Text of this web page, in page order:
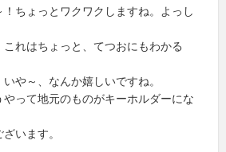
ちょっとワクワクしますね。よっし
ちょっと、てつおにもわかる
、なんか嬉しいですね。
地元のものがキーホルダーにな
います。